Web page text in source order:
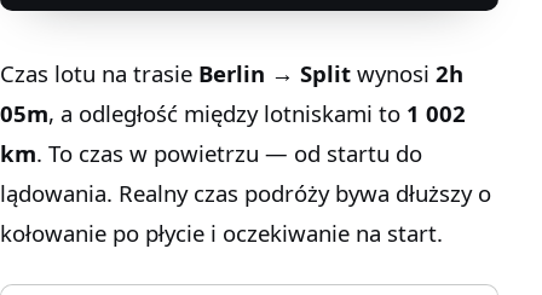
Czas lotu na trasie Berlin → Split wynosi 2h
05m, a odległość między lotniskami to 1 002
km. To czas w powietrzu — od startu do
lądowania. Realny czas podróży bywa dłuższy o
kołowanie po płycie i oczekiwanie na start.